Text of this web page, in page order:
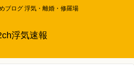
ブログ 浮気・離婚・修羅場
浮気速報